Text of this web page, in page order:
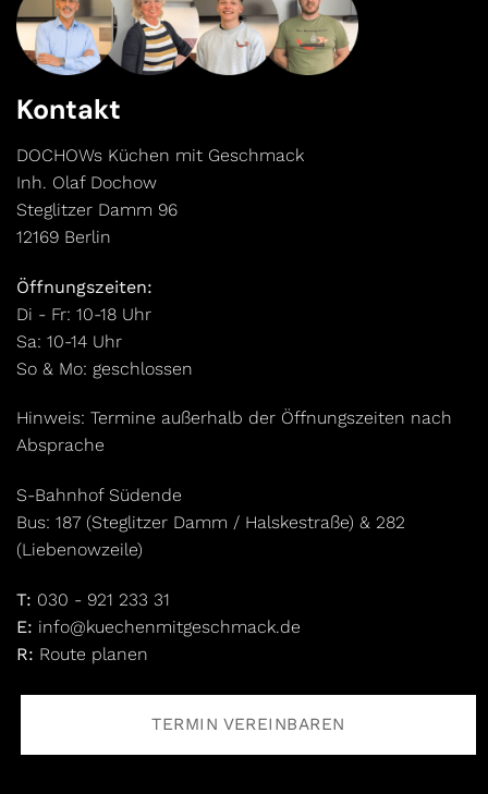
Kontakt
DOCHOWs Küchen mit Geschmack
Inh. Olaf Dochow
Steglitzer Damm 96
12169 Berlin
Öffnungszeiten:
Di - Fr: 10-18 Uhr
Sa: 10-14 Uhr
So & Mo: geschlossen
Hinweis: Termine außerhalb der Öffnungszeiten nach
Absprache
S-Bahnhof Südende
Bus: 187 (Steglitzer Damm / Halskestraße) & 282
(Liebenowzeile)
T: 030 - 921 233 31
E: info@kuechenmitgeschmack.de
R: Route planen
TERMIN VEREINBAREN